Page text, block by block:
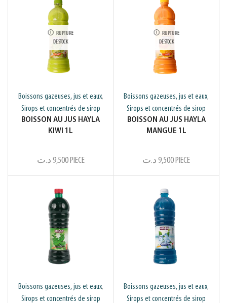
RUPTURE
DE STOCK
Boissons gazeuses, jus et eaux,
Sirops et concentrés de sirop
BOISSON AU JUS HAYLA
KIWI 1L
9,500 د.ت PIECE
RUPTURE
DE STOCK
Boissons gazeuses, jus et eaux,
Sirops et concentrés de sirop
BOISSON AU JUS HAYLA
MANGUE 1L
9,500 د.ت PIECE
Boissons gazeuses, jus et eaux,
Sirops et concentrés de sirop
Boissons gazeuses, jus et eaux,
Sirops et concentrés de sirop